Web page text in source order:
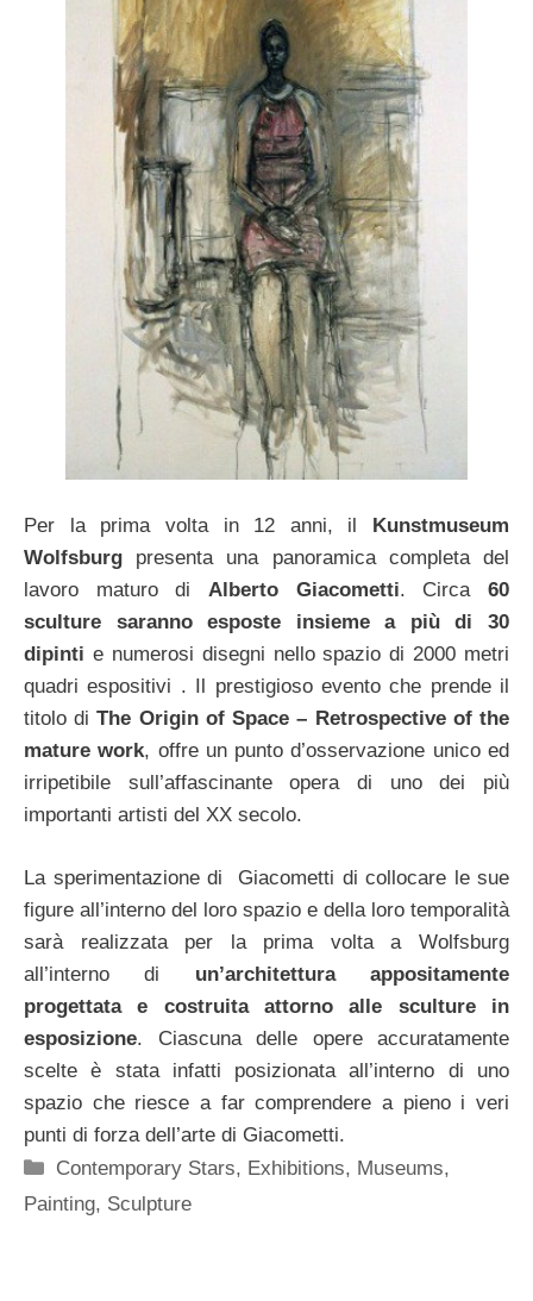
Per la prima volta in 12 anni, il
Kunstmuseum
Wolfsburg presenta una panoramica completa del
lavoro maturo di Alberto Giacometti. Circa60
sculture saranno esposte insieme a più di 30
dipinti e numerosi disegni nello spazio di 2000 metri
quadri espositivi . Il prestigioso evento che prende il
titolo diThe Origin of Space – Retrospective of the
mature work, offre un punto d’osservazione unico ed
irripetibile sull’affascinante opera di uno dei più
importanti artisti del XX secolo.
La sperimentazione di Giacometti di collocare le sue
figure all’interno del loro spazio e della loro temporalità
sarà realizzata per la prima volta a Wolfsburg
all’interno di un’architettura appositamente
progettata e costruita attorno alle sculture in
esposizione. Ciascuna delle opere accuratamente
scelte è stata infatti posizionata all’interno di uno
spazio che riesce a far comprendere a pieno i veri
punti di forza dell’arte di Giacometti.
Categorie
Contemporary Stars, Exhibitions, Museums,
Painting, Sculpture